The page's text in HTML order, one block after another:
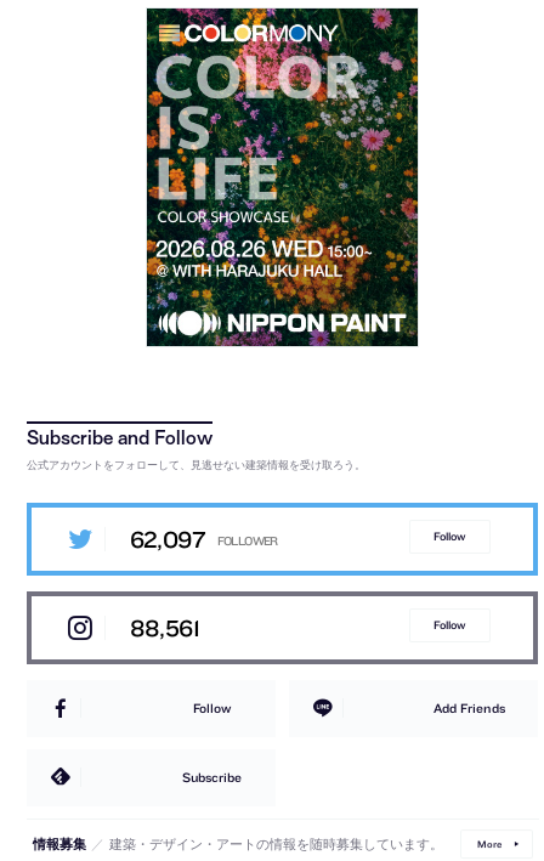
公式アカウントをフォローして、見逃せない建築情報を受け取ろう。
62,097 Follow
88,561 Follow
Follow Add Friends
Subscribe
情報募集 ／ 建築・デザイン・アートの情報を随時募集しています。 More